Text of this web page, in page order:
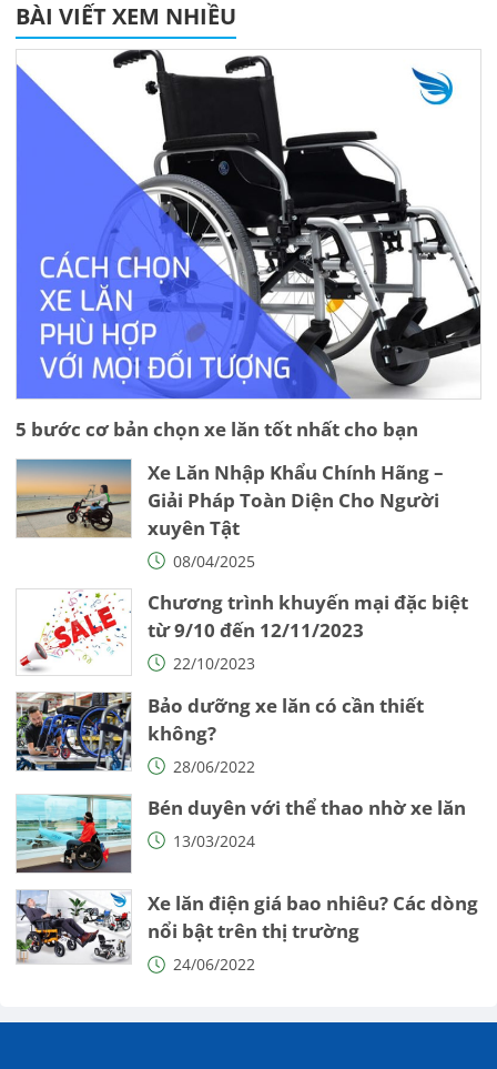
BÀI VIẾT XEM NHIỀU
5 bước cơ bản chọn xe lăn tốt nhất cho bạn
Xe Lăn Nhập Khẩu Chính Hãng –
Giải Pháp Toàn Diện Cho Người
xuyên Tật
08/04/2025
Chương trình khuyến mại đặc biệt
từ 9/10 đến 12/11/2023
22/10/2023
Bảo dưỡng xe lăn có cần thiết
không?
28/06/2022
Bén duyên với thể thao nhờ xe lăn
13/03/2024
Xe lăn điện giá bao nhiêu? Các dòng
nổi bật trên thị trường
24/06/2022